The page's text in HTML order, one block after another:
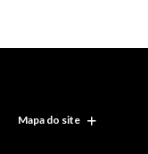
Mapa do site